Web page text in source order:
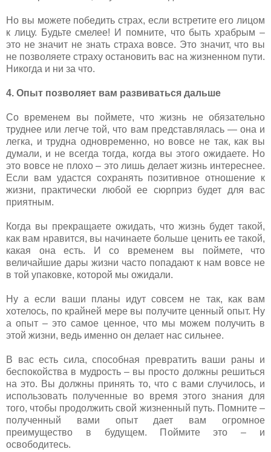
Но вы можете победить страх, если встретите его лицом
к лицу. Будьте смелее! И помните, что быть храбрым –
это не значит не знать страха вовсе. Это значит, что вы
не позволяете страху остановить вас на жизненном пути.
Никогда и ни за что.
4. Опыт позволяет вам развиваться дальше
Со временем вы поймете, что жизнь не обязательно
труднее или легче той, что вам представлялась — она и
легка, и трудна одновременно, но вовсе не так, как вы
думали, и не всегда тогда, когда вы этого ожидаете. Но
это вовсе не плохо – это лишь делает жизнь интереснее.
Если вам удастся сохранять позитивное отношение к
жизни, практически любой ее сюрприз будет для вас
приятным.
Когда вы прекращаете ожидать, что жизнь будет такой,
как вам нравится, вы начинаете больше ценить ее такой,
какая она есть. И со временем вы поймете, что
величайшие дары жизни часто попадают к нам вовсе не
в той упаковке, которой мы ожидали.
Ну а если ваши планы идут совсем не так, как вам
хотелось, по крайней мере вы получите ценный опыт. Ну
а опыт – это самое ценное, что мы можем получить в
этой жизни, ведь именно он делает нас сильнее.
В вас есть сила, способная превратить ваши раны и
беспокойства в мудрость – вы просто должны решиться
на это. Вы должны принять то, что с вами случилось, и
использовать полученные во время этого знания для
того, чтобы продолжить свой жизненный путь. Помните –
полученный вами опыт дает вам огромное
преимущество в будущем. Поймите это – и
освободитесь.